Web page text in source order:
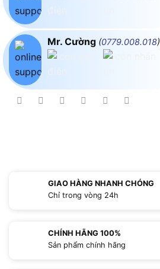
Mr. Cường (0779.008.018)
GIAO HÀNG NHANH CHÓNG
Chỉ trong vòng 24h
CHÍNH HÃNG 100%
Sản phẩm chính hãng